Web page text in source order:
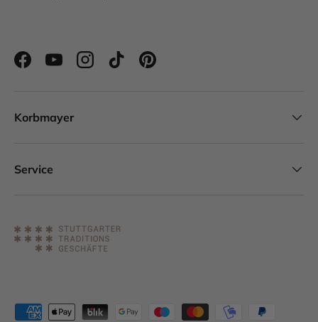
FacebookYouTubeInstagramTikTokPinterest
Korbmayer
Service
Zahlungsmethoden